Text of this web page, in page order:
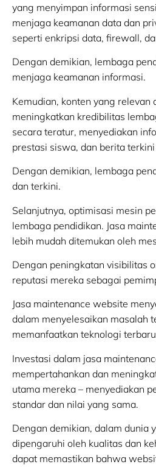
yang menyimpan informasi
menjaga keamanan data dan
seperti enkripsi data, firewall,
Dengan demikian, lembaga
menjaga keamanan informasi.
Kemudian, konten yang
meningkatkan kredibilitas
secara teratur, menyediakan
prestasi siswa, dan berita
Dengan demikian, lembaga
dan terkini.
Selanjutnya, optimisasi mesin
lembaga pendidikan. Jasa
lebih mudah ditemukan oleh
Dengan peningkatan visibilitas
reputasi mereka sebagai
Jasa maintenance website
dalam menyelesaikan masalah
memanfaatkan teknologi
Investasi dalam jasa
mempertahankan dan
utama mereka – menyediakan
standar dan nilai yang sama.
Dengan demikian, dalam dunia
dipengaruhi oleh kualitas dan
dapat memastikan bahwa